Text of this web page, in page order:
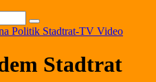
Politik Stadtrat-TV Video
Stadtrat